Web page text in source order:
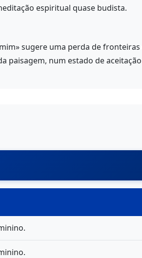
espiritual quase budista.
sugere uma perda de
paisagem, num estado de